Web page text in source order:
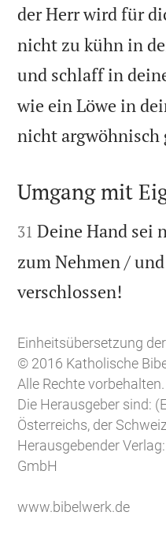
der Herr wird für
nicht zu kühn in
und schlaff in
wie ein Löwe in
nicht argwöhnisch

Umgang mit

31 Deine Hand sei
zum Nehmen /
verschlossen!
Einheitsübersetzung
© 2016 Katholische
Alle Rechte vorbehalten.
Die Herausgeber sind:
Österreichs, der
Herausgebender
GmbH
www.bibelwerk.de